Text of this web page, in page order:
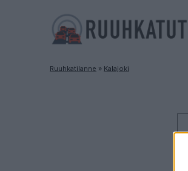
Ruuhkatilanne » Kalajoki